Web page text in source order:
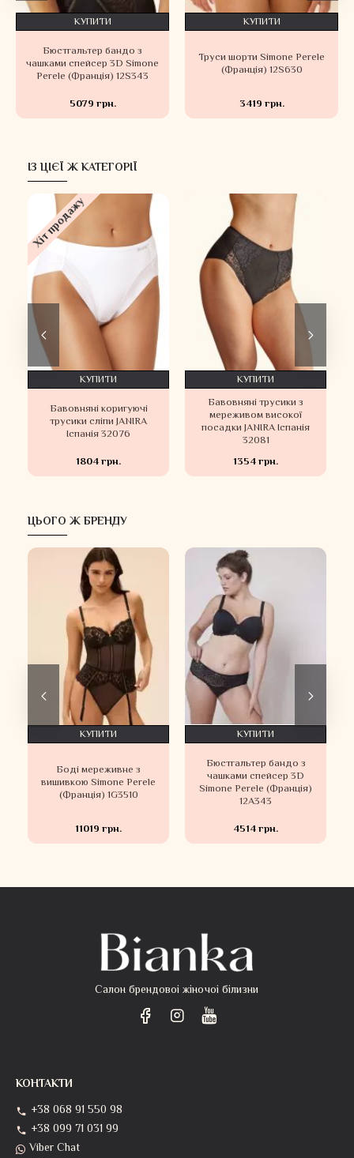
Бюстгальтер бандо з
чашками спейсер 3D Simone
Perele (Франція) 12S343
5079 грн.
КУПИТИ
Труси шорти Simone Perele
(Франція) 12S630
3419 грн.
КУПИТИ
ІЗ ЦІЄЇ Ж КАТЕГОРІЇ
Хіт продажу
Бавовняні коригуючі
трусики сліпи JANIRA
Іспанія 32076
1804 грн.
КУПИТИ
Бавовняні трусики з
мереживом високої
посадки JANIRA Іспанія
32081
1354 грн.
КУПИТИ
ЦЬОГО Ж БРЕНДУ
Боді мереживне з
вишивкою Simone Perele
(Франція) 1G3510
11019 грн.
КУПИТИ
Бюстгальтер бандо з
чашками спейсер 3D
Simone Perele (Франція)
12A343
4514 грн.
КУПИТИ
Салон брендовоі жіночоі білизни
КОНТАКТИ
+38 068 91 550 98
+38 099 71 031 99
Viber Chat